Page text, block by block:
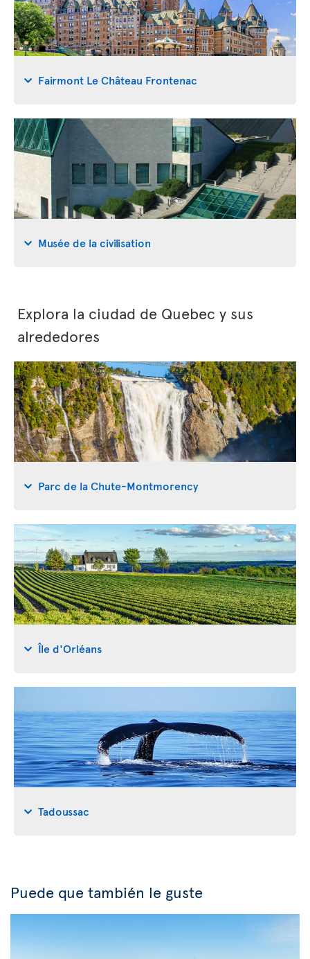
Fairmont Le Château Frontenac
Musée de la civilisation
Explora la ciudad de Quebec y sus
alrededores
Parc de la Chute-Montmorency
Île d'Orléans
Tadoussac
Puede que también le guste